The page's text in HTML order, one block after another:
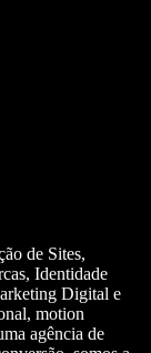
de Sites,
Identidade
Digital e
motion
agência de